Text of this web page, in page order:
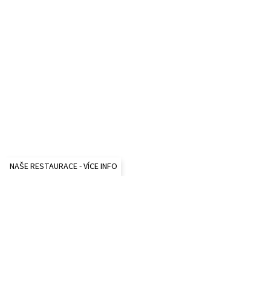
NAŠE RESTAURACE - VÍCE INFO